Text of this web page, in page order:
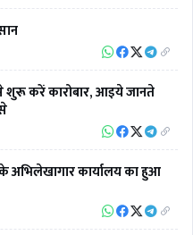
करें कारोबार, आइये जानते
के अभिलेखागार कार्यालय का हुआ